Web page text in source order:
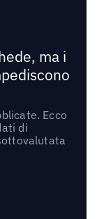
ma i
Ecco
di